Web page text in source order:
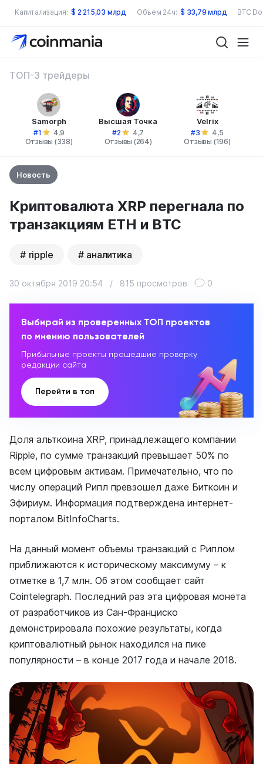
Капитализация: $ 2 215,03 млрд Объем 24ч: $ 33,79 млрд BTC
ТОП-3 трейдеры
Samorph
#1
4,9
Отзывы (338)
Высшая Точка
#2
4,7
Отзывы (264)
Velrix
#3
4,5
Отзывы (196)
Новость
Криптовалюта XRP перегнала по
транзакциям ETH и BTC
ripple аналитика
30 октября 2019 20:54 / 815 просмотров 0
Выбирай из проверенных ТОП проектов
по мнению пользователей
Прибыльные проекты прошедшие проверку
редакции сайта
Перейти в топ
Доля альткоина XRP, принадлежащего компании
Ripple, по сумме транзакций превышает 50% по
всем цифровым активам. Примечательно, что по
числу операций Рипл превзошел даже Биткоин и
Эфириум. Информация подтверждена интернет-
порталом BitInfoCharts.
На данный момент объемы транзакций с Риплом
приближаются к историческому максимуму – к
отметке в 1,7 млн. Об этом сообщает сайт
Cointelegraph. Последний раз эта цифровая монета
от разработчиков из Сан-Франциско
демонстрировала похожие результаты, когда
криптовалютный рынок находился на пике
популярности – в конце 2017 года и начале 2018.